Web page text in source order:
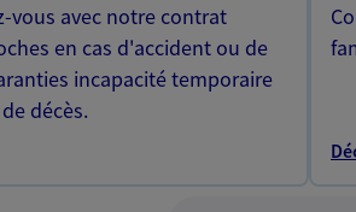
vous avec notre contrat
en cas d'accident ou de
incapacité temporaire
décès.